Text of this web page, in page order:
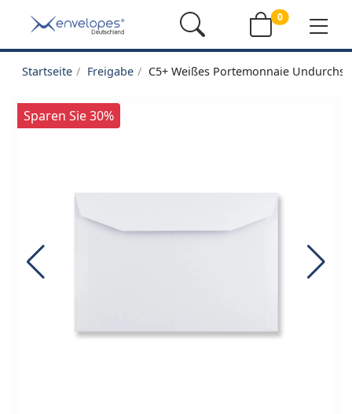
0
Startseite Freigabe C5+ Weißes Portemonnaie
Sparen Sie 30%